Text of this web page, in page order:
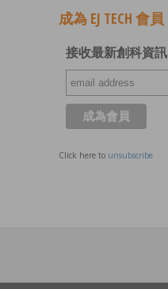
成為 EJ TECH 會員
接收最新創科資訊
Click here to unsubscribe